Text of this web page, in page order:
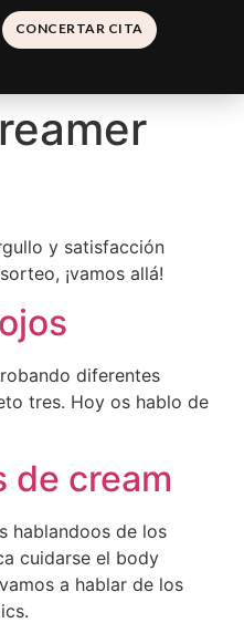
CONCERTAR CITA
y satisfacción
¡vamos allá!
diferentes
tres. Hoy os hablo de
de cream
hablandoos de los
cuidarse el body
a hablar de los